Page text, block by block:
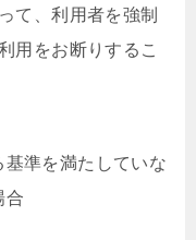
て、利用者を強制
用をお断りするこ
準を満たしていな
合